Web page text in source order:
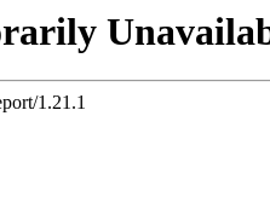
1.21.1